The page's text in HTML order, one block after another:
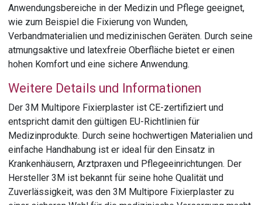
Anwendungsbereiche in der Medizin und Pflege geeignet,
wie zum Beispiel die Fixierung von Wunden,
Verbandmaterialien und medizinischen Geräten. Durch seine
atmungsaktive und latexfreie Oberfläche bietet er einen
hohen Komfort und eine sichere Anwendung.
Weitere Details und Informationen
Der 3M Multipore Fixierplaster ist CE-zertifiziert und
entspricht damit den gültigen EU-Richtlinien für
Medizinprodukte. Durch seine hochwertigen Materialien und
einfache Handhabung ist er ideal für den Einsatz in
Krankenhäusern, Arztpraxen und Pflegeeinrichtungen. Der
Hersteller 3M ist bekannt für seine hohe Qualität und
Zuverlässigkeit, was den 3M Multipore Fixierplaster zu